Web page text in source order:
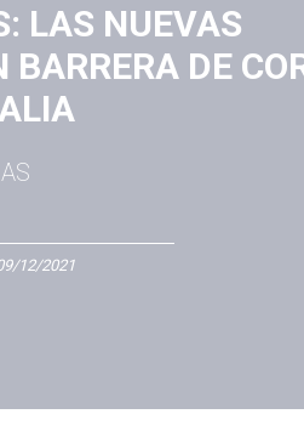
LAS NUEVAS
BARRERA DE
12/2021